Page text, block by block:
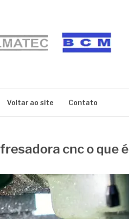
Voltar ao site Contato
fresadora cnc o que é